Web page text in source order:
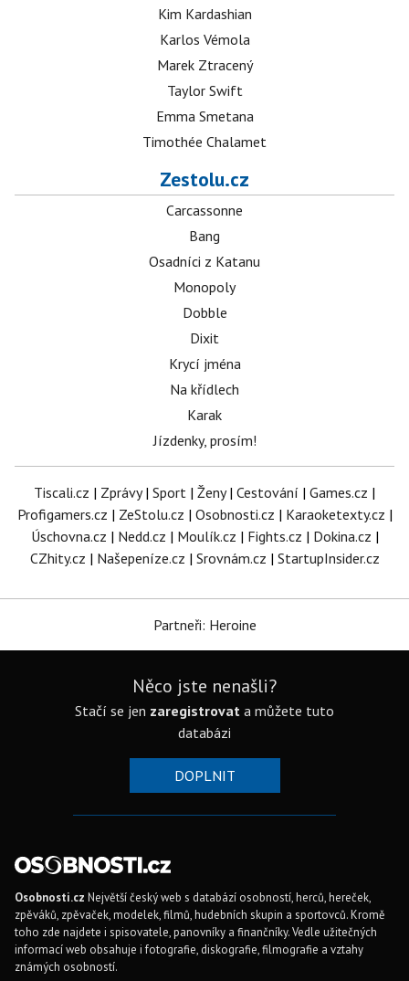
Kim Kardashian
Karlos Vémola
Marek Ztracený
Taylor Swift
Emma Smetana
Timothée Chalamet
Zestolu.cz
Carcassonne
Bang
Osadníci z Katanu
Monopoly
Dobble
Dixit
Krycí jména
Na křídlech
Karak
Jízdenky, prosím!
Tiscali.cz | Zprávy| Sport | Ženy| Cestování | Games.cz |
Profigamers.cz | ZeStolu.cz | Osobnosti.cz | Karaoketexty.cz |
Úschovna.cz | Nedd.cz | Moulík.cz | Fights.cz | Dokina.cz |
CZhity.cz | Našepeníze.cz | Srovnám.cz | StartupInsider.cz
Partneři: Heroine
Něco jste nenašli?
Stačí se jen zaregistrovat a můžete tuto
databázi
DOPLNIT
Osobnosti.cz Největší český web s databází osobností, herců, hereček,
zpěváků, zpěvaček, modelek, filmů, hudebních skupin a sportovců. Kromě
toho zde najdete i spisovatele, panovníky a finančníky. Vedle užitečných
informací web obsahuje i fotografie, diskografie, filmografie a vztahy
známých osobností.